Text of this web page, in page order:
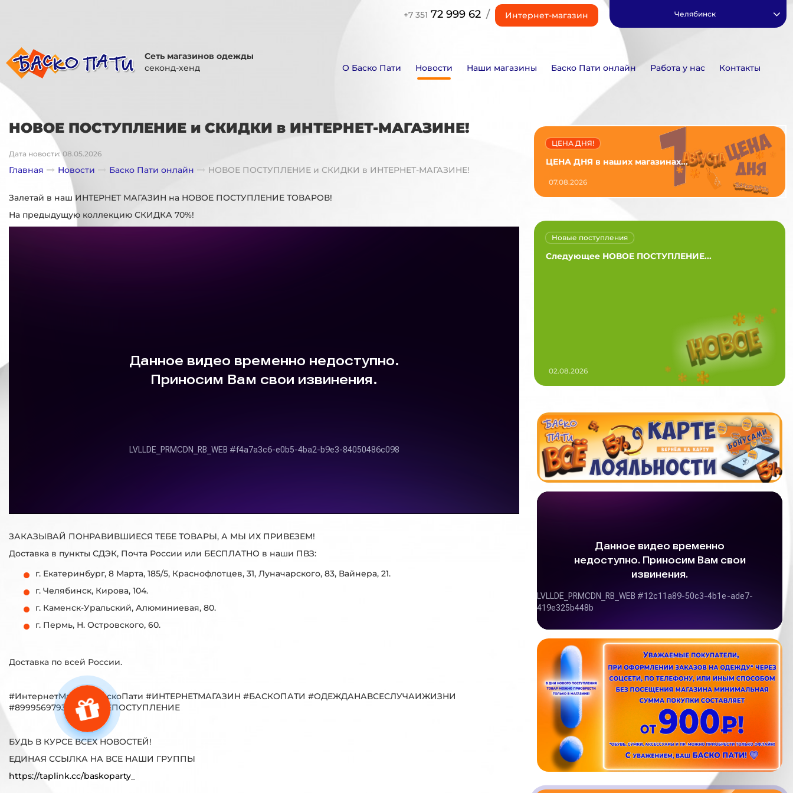
+7 351 72 999 62 / Интернет-магазин Челябинск
Сеть магазинов одежды
секонд-хенд
О Баско Пати Новости Наши магазины Баско Пати онлайн Работа у нас Контакты
НОВОЕ ПОСТУПЛЕНИЕ и СКИДКИ в ИНТЕРНЕТ-МАГАЗИНЕ!
Дата новости: 08.05.2026
Главная Новости Баско Пати онлайн НОВОЕ ПОСТУПЛЕНИЕ и СКИДКИ в ИНТЕРНЕТ-МАГАЗИНЕ!
Залетай в наш ИНТЕРНЕТ МАГАЗИН на НОВОЕ ПОСТУПЛЕНИЕ ТОВАРОВ!
На предыдущую коллекцию СКИДКА 70%!
ЗАКАЗЫВАЙ ПОНРАВИВШИЕСЯ ТЕБЕ ТОВАРЫ, А МЫ ИХ ПРИВЕЗЕМ!
Доставка в пункты СДЭК, Почта России или БЕСПЛАТНО в наши ПВЗ:
г. Екатеринбург, 8 Марта, 185/5, Краснофлотцев, 31, Луначарского, 83, Вайнера, 21.
г. Челябинск, Кирова, 104.
г. Каменск-Уральский, Алюминиевая, 80.
г. Пермь, Н. Островского, 60.
Доставка по всей России.
#ИнтернетМагазинБаскоПати #ИНТЕРНЕТМАГАЗИН #БАСКОПАТИ #ОДЕЖДАНАВСЕСЛУЧАИЖИЗНИ
#89995697930 #НОВОЕПОСТУПЛЕНИЕ
БУДЬ В КУРСЕ ВСЕХ НОВОСТЕЙ!
ЕДИНАЯ ССЫЛКА НА ВСЕ НАШИ ГРУППЫ
https://taplink.cc/baskoparty_
ЦЕНА ДНЯ в наших магазинах...
ЦЕНА ДНЯ!
07.08.2026
Следующее НОВОЕ ПОСТУПЛЕНИЕ...
Новые поступления
02.08.2026